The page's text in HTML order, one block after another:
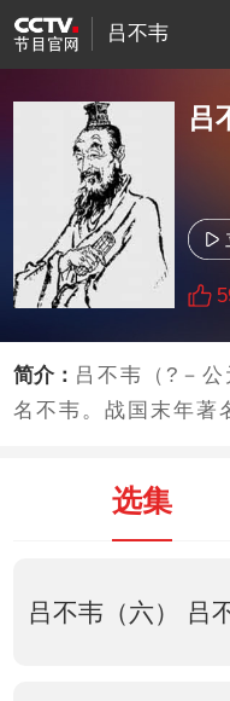
吕不韦
吕
简介： 吕不韦（?－
名不韦。战国末年著
选集
吕不韦（六） 吕